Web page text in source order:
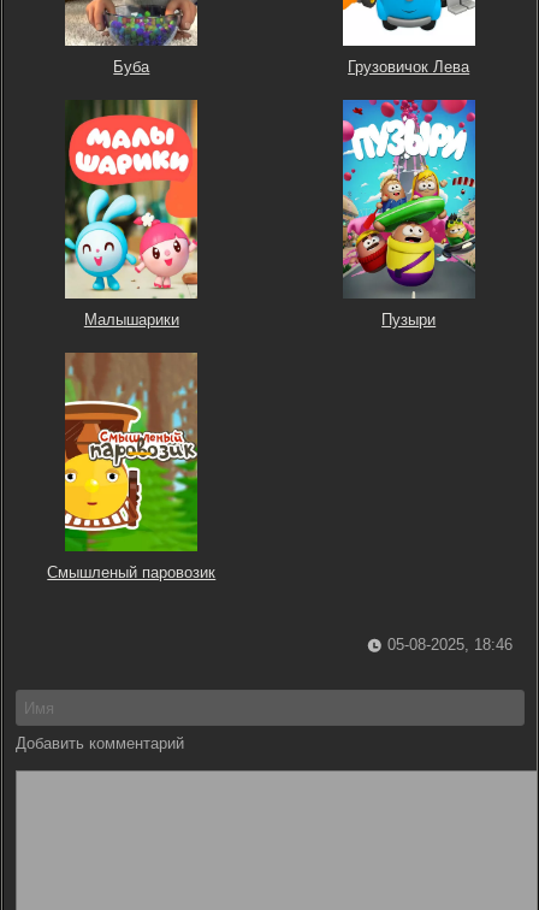
Буба Грузовичок Лева
Малышарики Пузыри
Смышленый паровозик
05-08-2025, 18:46
Добавить комментарий